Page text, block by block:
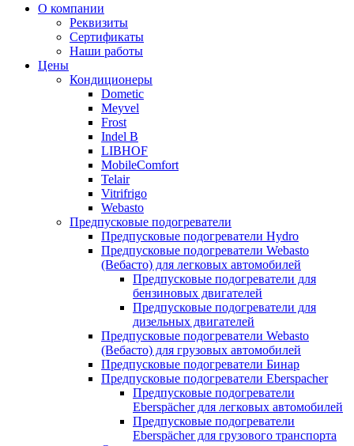
Основное
Перейти
содержимому
О компании
Реквизиты
Сертификаты
Наши работы
Цены
Кондиционеры
Dometic
Meyvel
Frost
Indel B
LIBHOF
MobileComfort
Telair
Vitrifrigo
Webasto
Предпусковые подогреватели
Предпусковые подогреватели Hydro
Предпусковые подогреватели Webasto
(Вебасто) для легковых автомобилей
Предпусковые подогреватели для
бензиновых двигателей
Предпусковые подогреватели для
дизельных двигателей
Предпусковые подогреватели Webasto
(Вебасто) для грузовых автомобилей
Предпусковые подогреватели Бинар
Предпусковые подогреватели Eberspacher
Предпусковые подогреватели
Eberspächer для легковых автомобилей
Предпусковые подогреватели
Eberspächer для грузового транспорта